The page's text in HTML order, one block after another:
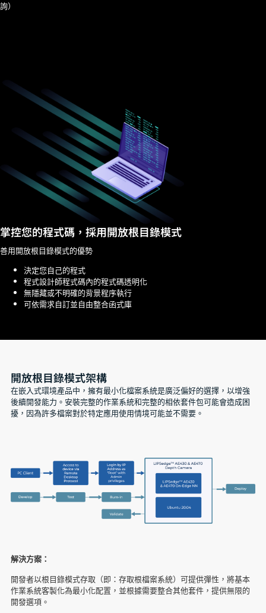
詢）
掌控您的程式碼，採用開放根目錄模式
善用開放根目錄模式的優勢
決定您自己的程式
程式設計師程式碼內的程式碼透明化
無隱藏或不明確的背景程序執行
可依需求自訂並自由整合函式庫
開放根目錄模式架構
在嵌入式環境產品中，擁有最小化檔案系統是廣泛偏好的選擇，以增強
後續開發能力。安裝完整的作業系統和完整的相依套件包可能會造成困
擾，因為許多檔案對於特定應用使用情境可能並不需要。
解決方案：
開發者以根目錄模式存取（即：存取根檔案系統）可提供彈性，將基本
作業系統客製化為最小化配置，並根據需要整合其他套件，提供無限的
開發選項。